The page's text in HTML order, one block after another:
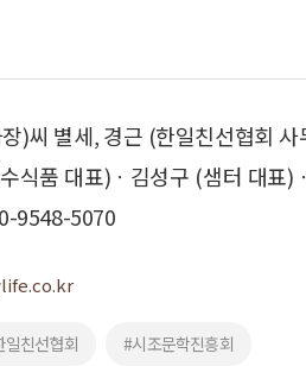
)씨 별세, 경근 (한일친선협회
식품 대표)ㆍ김성구 (샘터 대표
9548-5070
일친선협회 #시조문학진흥회